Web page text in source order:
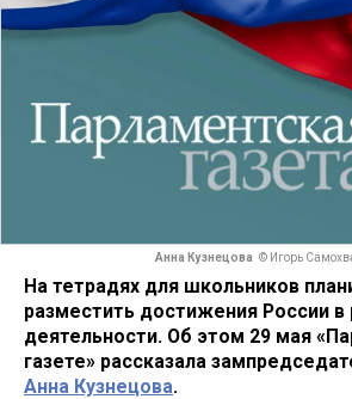
Анна Кузнецова © Игорь
На тетрадях для школьников
разместить достижения России в
деятельности. Об этом 29 мая
газете» рассказала
Анна Кузнецова.